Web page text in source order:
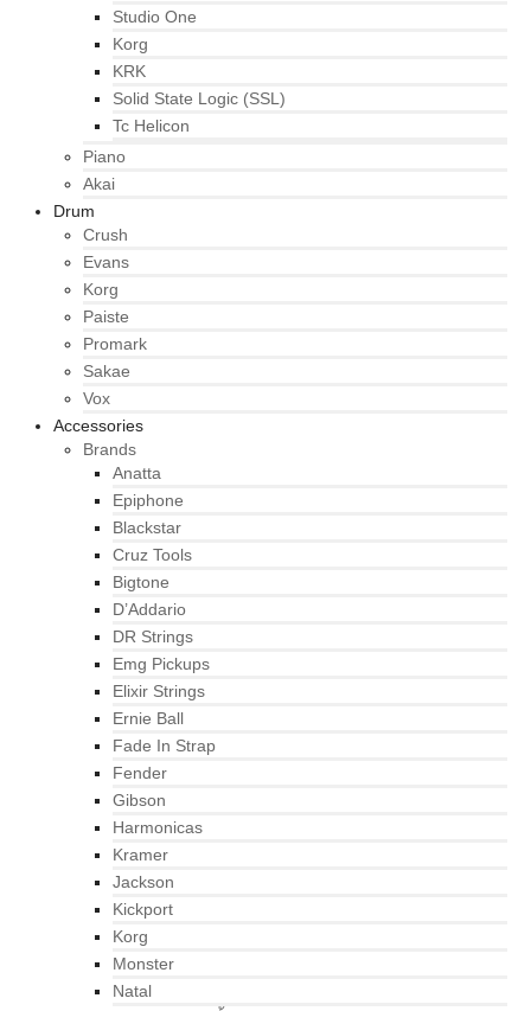
Studio One
Korg
KRK
Solid State Logic (SSL)
Tc Helicon
Piano
Akai
Drum
Crush
Evans
Korg
Paiste
Promark
Sakae
Vox
Accessories
Brands
Anatta
Epiphone
Blackstar
Cruz Tools
Bigtone
D’Addario
DR Strings
Emg Pickups
Elixir Strings
Ernie Ball
Fade In Strap
Fender
Gibson
Harmonicas
Kramer
Jackson
Kickport
Korg
Monster
Natal